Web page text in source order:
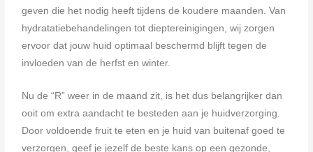
geven die het nodig heeft tijdens de koudere maanden. Van
hydratatiebehandelingen tot dieptereinigingen, wij zorgen
ervoor dat jouw huid optimaal beschermd blijft tegen de
invloeden van de herfst en winter.
Nu de “R” weer in de maand zit, is het dus belangrijker dan
ooit om extra aandacht te besteden aan je huidverzorging.
Door voldoende fruit te eten en je huid van buitenaf goed te
verzorgen, geef je jezelf de beste kans op een gezonde,